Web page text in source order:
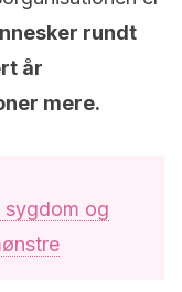
rundt
år
mere.
sygdom og